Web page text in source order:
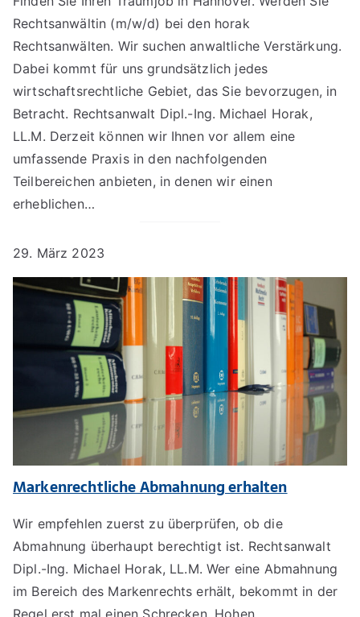
Rechtsanwältin (m/w/d) bei den horak
Rechtsanwälten. Wir suchen anwaltliche Verstärkung.
Dabei kommt für uns grundsätzlich jedes
wirtschaftsrechtliche Gebiet, das Sie bevorzugen, in
Betracht. Rechtsanwalt Dipl.-Ing. Michael Horak,
LL.M. Derzeit können wir Ihnen vor allem eine
umfassende Praxis in den nachfolgenden
Teilbereichen anbieten, in denen wir einen
erheblichen…
29. März 2023
Markenrechtliche Abmahnung erhalten
Wir empfehlen zuerst zu überprüfen, ob die
Abmahnung überhaupt berechtigt ist. Rechtsanwalt
Dipl.-Ing. Michael Horak, LL.M. Wer eine Abmahnung
im Bereich des Markenrechts erhält, bekommt in der
Regel erst mal einen Schrecken. Hohen